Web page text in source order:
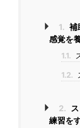
1. 補
感覚を
1.1.
1.2.
2.
練習を